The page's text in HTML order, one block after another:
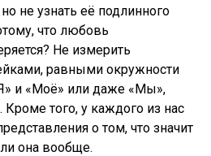
не узнать её подлинного
что любовь
Не измерить
равными окружности
и «Моё» или даже «Мы»,
того, у каждого из нас
о том, что значит
она вообще.